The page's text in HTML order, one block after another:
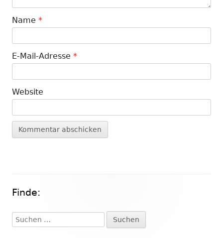
Name *
E-Mail-Adresse *
Website
Haupt-
Seitenleiste
Finde:
Suchen
nach: